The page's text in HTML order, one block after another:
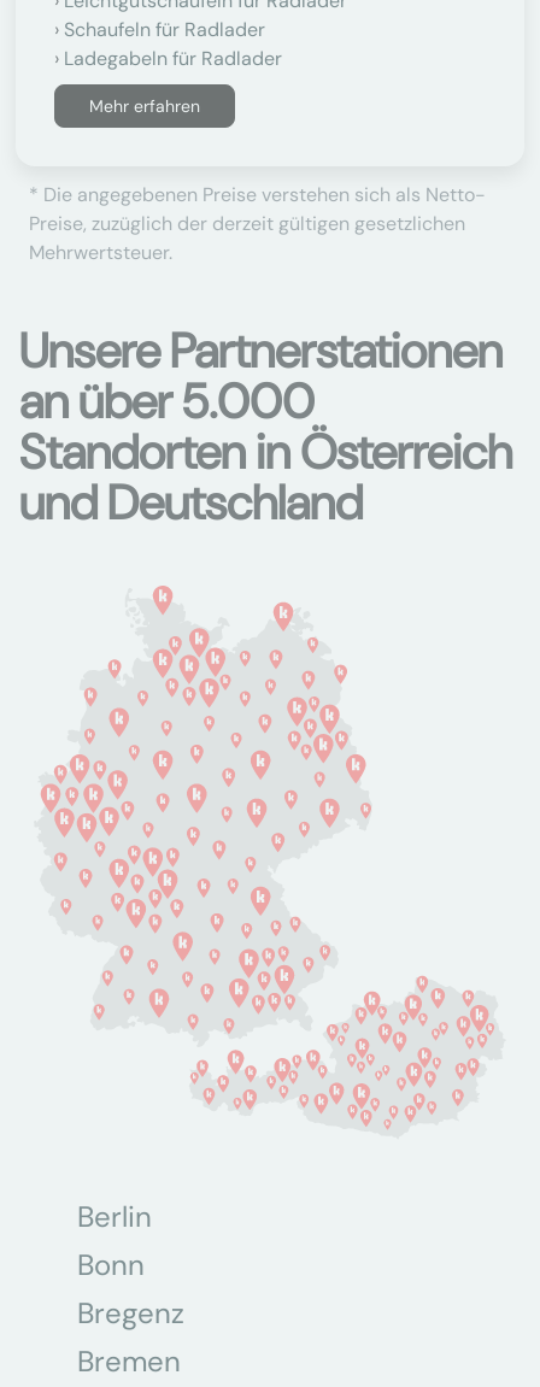
Schaufeln für Radlader
Ladegabeln für Radlader
Mehr erfahren
* Die angegebenen Preise verstehen sich als Netto-
Preise, zuzüglich der derzeit gültigen gesetzlichen
Mehrwertsteuer.
Unsere Partnerstationen
an über 5.000
Standorten in Österreich
und Deutschland
Berlin
Bonn
Bregenz
Bremen